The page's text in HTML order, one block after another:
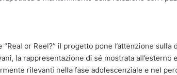
“Real or Reel?” il progetto pone l’attenzione sulla
la rappresentazione di sé mostrata all’esterno
rilevanti nella fase adolescenziale e nel